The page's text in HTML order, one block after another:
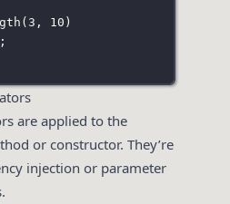
( 3 , 10 )
;
are applied to the
or constructor. They’re
injection or parameter